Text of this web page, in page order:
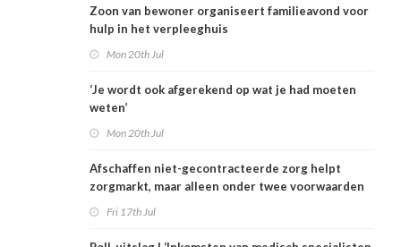
Zoon van bewoner organiseert familieavond voor
hulp in het verpleeghuis
Mon 20th Jul
‘Je wordt ook afgerekend op wat je had moeten
weten’
Mon 20th Jul
Afschaffen niet-gecontracteerde zorg helpt
zorgmarkt, maar alleen onder twee voorwaarden
Fri 17th Jul